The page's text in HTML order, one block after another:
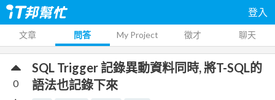
登入
文章 問答 My Project 徵才 聊天
SQL Trigger 記錄異動資料同時, 將T-SQL的
語法也記錄下來
0